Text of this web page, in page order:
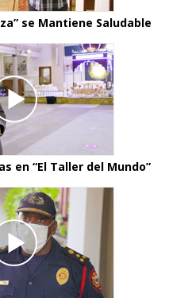
se Mantiene Saludable
en “El Taller del Mundo”